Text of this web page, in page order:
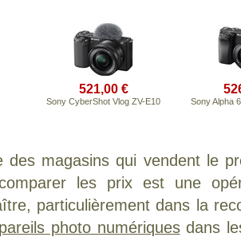
521,00 €
Sony CyberShot Vlog ZV-E10 Sony Alpha
des magasins qui vendent le
les prix est une
particulièrement dans la
photo numériquesdans